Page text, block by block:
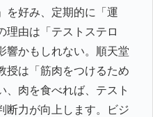
を好み、定期的に「運
理由は「テストステロ
響かもしれない。順天堂
授は「筋肉をつけるため
、肉を食べれば、テスト
断力が向上します。ビジ